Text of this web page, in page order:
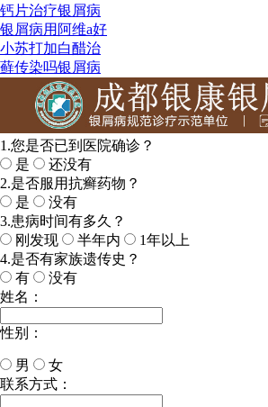
钙片治疗银屑病
银屑病用阿维a好
小苏打加白醋治
藓传染吗银屑病
1.您是否已到医院确诊？
是
还没有
2.是否服用抗癣药物？
是
没有
3.患病时间有多久？
刚发现
半年内
1年以上
4.是否有家族遗传史？
有
没有
姓名：
性别：
男
女
今天日期：
联系方式：